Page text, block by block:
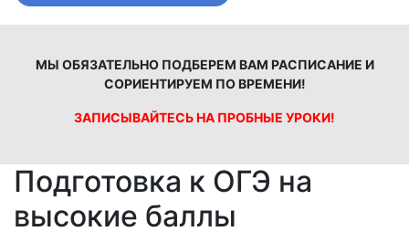
МЫ ОБЯЗАТЕЛЬНО ПОДБЕРЕМ ВАМ РАСПИСАНИЕ И
СОРИЕНТИРУЕМ ПО ВРЕМЕНИ!
ЗАПИСЫВАЙТЕСЬ НА ПРОБНЫЕ УРОКИ!
Подготовка к ОГЭ на
высокие баллы